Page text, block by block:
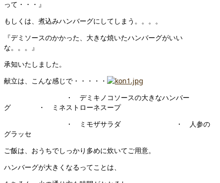
って・・・』
もしくは、煮込みハンバーグにしてしまう。。。。
『デミソースのかかった、大きな焼いたハンバーグがいい
な。。。』
承知いたしました。
献立は、こんな感じで・・・・・
・ デミキノコソースの大きなハンバー
グ ・ ミネストローネスープ
・ ミモザサラダ ・ 人参の
グラッセ
ご飯は、おうちでしっかり多めに炊いてご用意。
ハンバーグが大きくなるってことは、